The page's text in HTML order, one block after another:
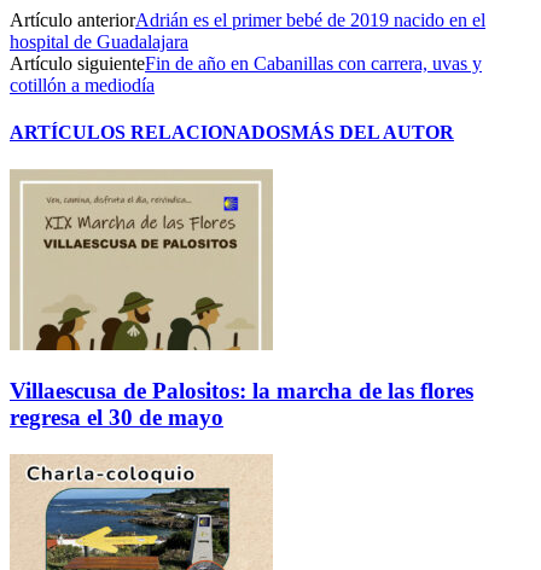
Artículo anteriorAdrián es el primer bebé de 2019 nacido en el
hospital de Guadalajara
Artículo siguienteFin de año en Cabanillas con carrera, uvas y
cotillón a mediodía
ARTÍCULOS RELACIONADOSMÁS DEL AUTOR
Villaescusa de Palositos: la marcha de las flores
regresa el 30 de mayo